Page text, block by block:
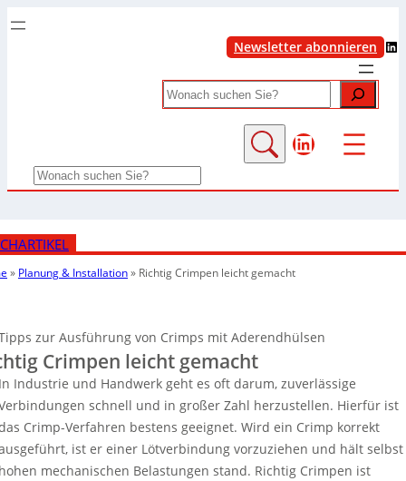
Newsletter abonnieren LinkedIn
Search
LinkedIn
Search
» Planung & Installation» Richtig Crimpen leicht gemacht
zur Ausführung von Crimps mit Aderendhülsen
Crimpen leicht gemacht
Industrie und Handwerk geht es oft darum, zuverlässige
schnell und in großer Zahl herzustellen. Hierfür ist
Crimp-Verfahren bestens geeignet. Wird ein Crimp korrekt
ist er einer Lötverbindung vorzuziehen und hält selbst
mechanischen Belastungen stand. Richtig Crimpen ist